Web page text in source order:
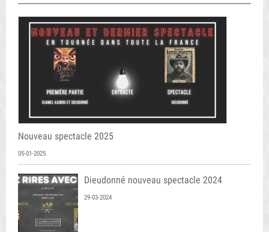
Nouveau spectacle 2025
05-01-2025
Dieudonné nouveau spectacle 2024
29-03-2024